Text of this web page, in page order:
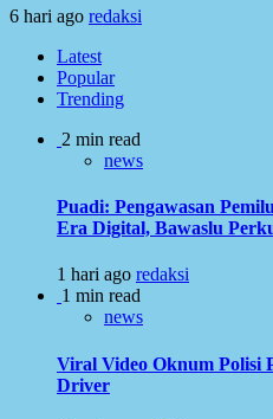
6 hari ago redaksi
Latest
Popular
Trending
2 min read
news
Puadi: Pengawasan
Era Digital, Bawaslu
1 hari ago redaksi
1 min read
news
Viral Video Oknum Polisi
Driver